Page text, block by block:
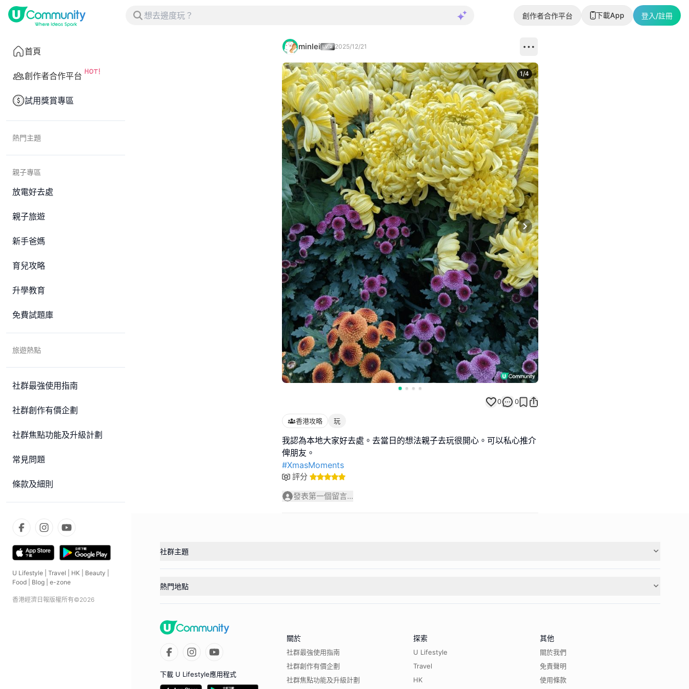
創作者合作平台 下載App 登入/註冊
首頁
創作者合作平台
試用獎賞專區
熱門主題
親子專區
放電好去處
親子旅遊
新手爸媽
育兒攻略
升學教育
免費試題庫
旅遊熱點
社群最強使用指南
社群創作有價企劃
社群焦點功能及升級計劃
常見問題
條款及細則
U Lifestyle Travel HK Beauty
Food
Blog e-zone
香港經濟日報版權所有©2026
minlei 2025/12/21
Next slide
1/4
0 0
香港攻略 玩
我認為本地大家好去處。去當日的想法親子去玩很開心。可以私心推介
#XmasMoments
評分
發表第一個留言...
社群主題
熱門地點
下載 U Lifestyle應用程式
關於
社群最強使用指南
社群創作有價企劃
社群焦點功能及升級計劃
探索
U Lifestyle
Travel
HK
其他
關於我們
免責聲明
使用條款